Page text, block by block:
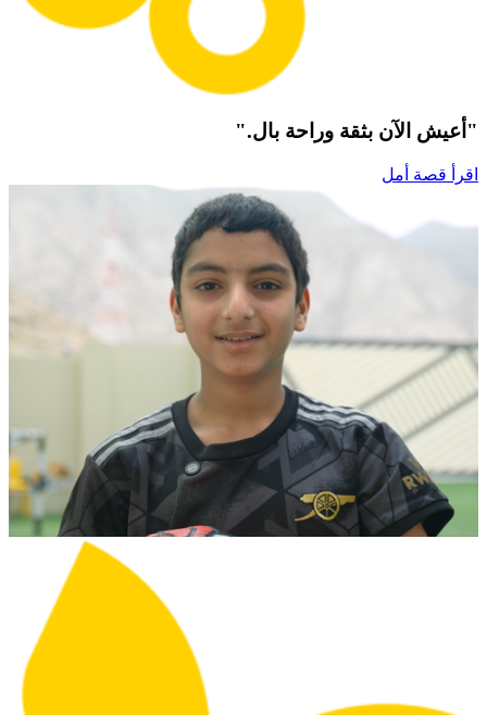
"أعيش الآن بثقة وراحة بال."
اقرأ قصة أمل